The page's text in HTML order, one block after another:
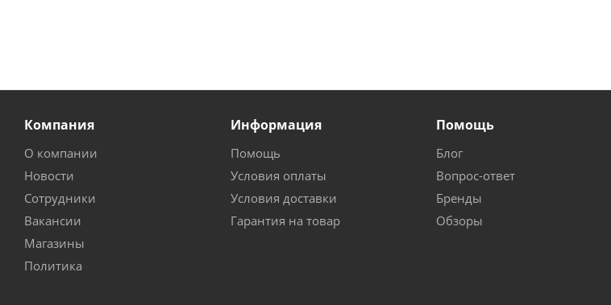
Компания
О компании
Новости
Сотрудники
Вакансии
Магазины
Политика
Информация
Помощь
Условия оплаты
Условия доставки
Гарантия на товар
Помощь
Блог
Вопрос-ответ
Бренды
Обзоры